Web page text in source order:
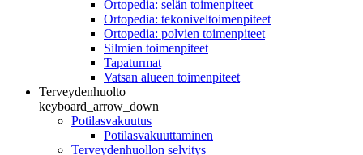
Ortopedia: selän toimenpiteet
Ortopedia: tekoniveltoimenpiteet
Ortopedia: polvien toimenpiteet
Silmien toimenpiteet
Tapaturmat
Vatsan alueen toimenpiteet
Terveydenhuolto
keyboard_arrow_down
Potilasvakuutus
Potilasvakuuttaminen
Terveydenhuollon selvitys